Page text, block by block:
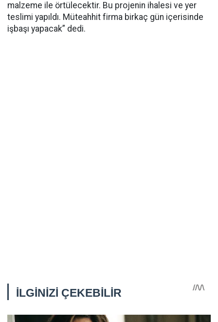
malzeme ile örtülecektir. Bu projenin ihalesi ve yer
teslimi yapıldı. Müteahhit firma birkaç gün içerisinde
işbaşı yapacak” dedi.